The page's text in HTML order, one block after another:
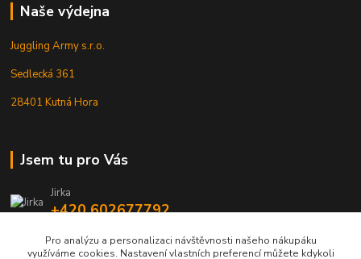
Naše výdejna
Juggling Army s.r.o.
Sedlecká 361
28401 Kutná Hora
Jsem tu pro Vás
Jirka
+420 602677792
info@jarmy.cz
Pro analýzu a personalizaci návštěvnosti našeho nákupáku
využíváme cookies. Nastavení vlastních preferencí můžete kdykoli